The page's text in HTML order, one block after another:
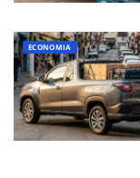
ECONOMIA